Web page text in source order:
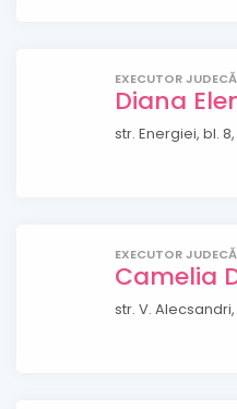
EXECUTOR
Diana
str. Energiei, bl.
EXECUTOR
Camelia
str. V.